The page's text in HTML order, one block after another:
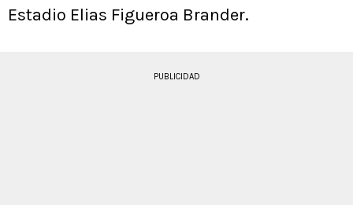
Estadio Elias Figueroa Brander.
PUBLICIDAD